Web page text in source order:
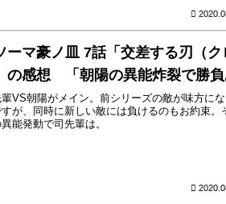
ーマ豪ノ皿 7話「交差する刃（ク
の感想 「朝陽の異能炸裂で勝負
VS朝陽がメイン。前シリーズの敵が味方に
が、同時に新しい敵には負けるのもお約束。
能発動で司先輩は。